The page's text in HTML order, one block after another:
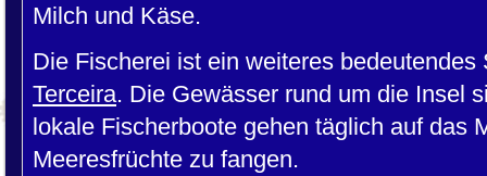
Milch und Käse.
Die Fischerei ist ein weiteres
Terceira. Die Gewässer rund um die Insel
lokale Fischerboote gehen täglich auf das
Meeresfrüchte zu fangen.